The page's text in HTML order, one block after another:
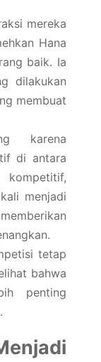
mereka
Hana
baik. Ia
dilakukan
membuat
karena
di antara
menjadi
tetap
bahwa
penting